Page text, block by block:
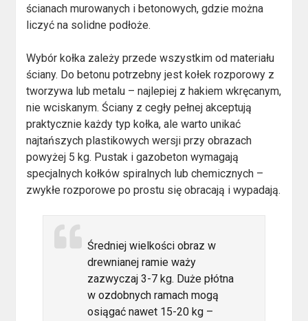
ścianach murowanych i betonowych, gdzie można
liczyć na solidne podłoże.
Wybór kołka zależy przede wszystkim od materiału
ściany. Do betonu potrzebny jest kołek rozporowy z
tworzywa lub metalu – najlepiej z hakiem wkręcanym,
nie wciskanym. Ściany z cegły pełnej akceptują
praktycznie każdy typ kołka, ale warto unikać
najtańszych plastikowych wersji przy obrazach
powyżej 5 kg. Pustak i gazobeton wymagają
specjalnych kołków spiralnych lub chemicznych –
zwykłe rozporowe po prostu się obracają i wypadają.
Średniej wielkości obraz w
drewnianej ramie waży
zazwyczaj 3-7 kg. Duże płótna
w ozdobnych ramach mogą
osiągać nawet 15-20 kg –